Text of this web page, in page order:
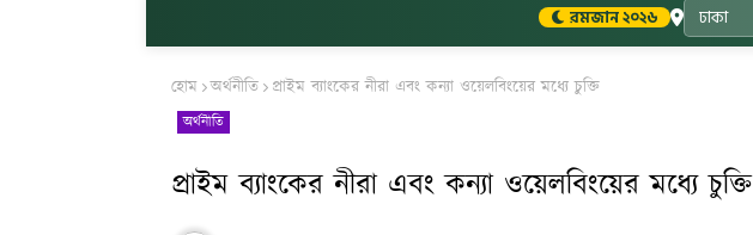
রমজান ২০২৬
হোম অর্থনীতি প্রাইম ব্যাংকের নীরা এবং কন্যা ওয়েলবিংয়ের মধ্যে চুক্তি
অর্থনীতি
প্রাইম ব্যাংকের নীরা এবং কন্যা ওয়েলবিংয়ের মধ্যে চুক্তি